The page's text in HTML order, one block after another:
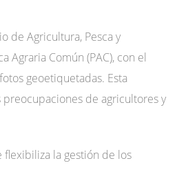
de Agricultura, Pesca y
Común (PAC), con el
geoetiquetadas. Esta
de agricultores y
flexibiliza la gestión de los